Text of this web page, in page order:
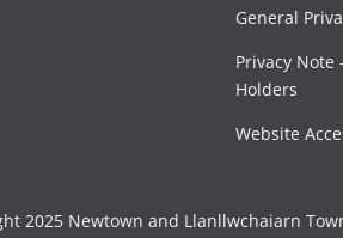
General
Privacy Note
Holders
Website
2025 Newtown and Llanllwchaiarn